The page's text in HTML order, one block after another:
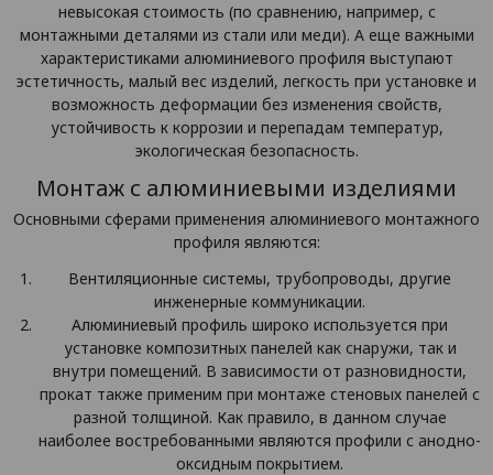
невысокая стоимость (по сравнению, например, с
монтажными деталями из стали или меди). А еще важными
характеристиками алюминиевого профиля выступают
эстетичность, малый вес изделий, легкость при установке и
возможность деформации без изменения свойств,
устойчивость к коррозии и перепадам температур,
экологическая безопасность.
Монтаж с алюминиевыми изделиями
Основными сферами применения алюминиевого монтажного
профиля являются:
Вентиляционные системы, трубопроводы, другие
инженерные коммуникации.
Алюминиевый профиль широко используется при
установке композитных панелей как снаружи, так и
внутри помещений. В зависимости от разновидности,
прокат также применим при монтаже стеновых панелей с
разной толщиной. Как правило, в данном случае
наиболее востребованными являются профили с анодно-
оксидным покрытием.